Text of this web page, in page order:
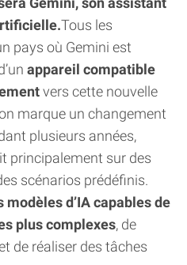
Tous les
pays où Gemini est
appareil compatible
vers cette nouvelle
marque un changement
plusieurs années,
principalement sur des
scénarios prédéfinis.
d’IA capables de
plus complexes, de
de réaliser des tâches